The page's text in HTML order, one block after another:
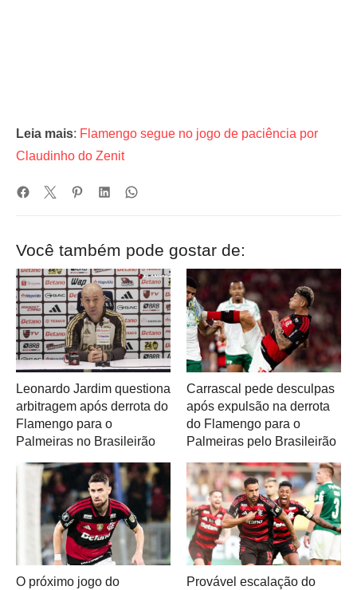
Leia mais: Flamengo segue no jogo de paciência por
Claudinho do Zenit
Você também pode gostar de:
Leonardo Jardim questiona
arbitragem após derrota do
Flamengo para o
Palmeiras no Brasileirão
Carrascal pede desculpas
após expulsão na derrota
do Flamengo para o
Palmeiras pelo Brasileirão
O próximo jogo do
Provável escalação do